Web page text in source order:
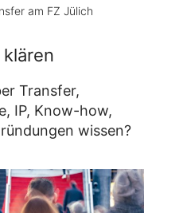
am FZ Jülich
Transfer,
IP, Know-how,
wissen?